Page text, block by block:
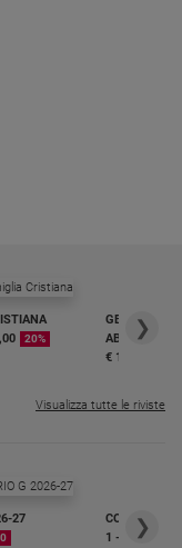
20%
GBABY
€ 16,99
❯
Visualizza tutte le riviste
27
COLLANA
1 - 2
❯